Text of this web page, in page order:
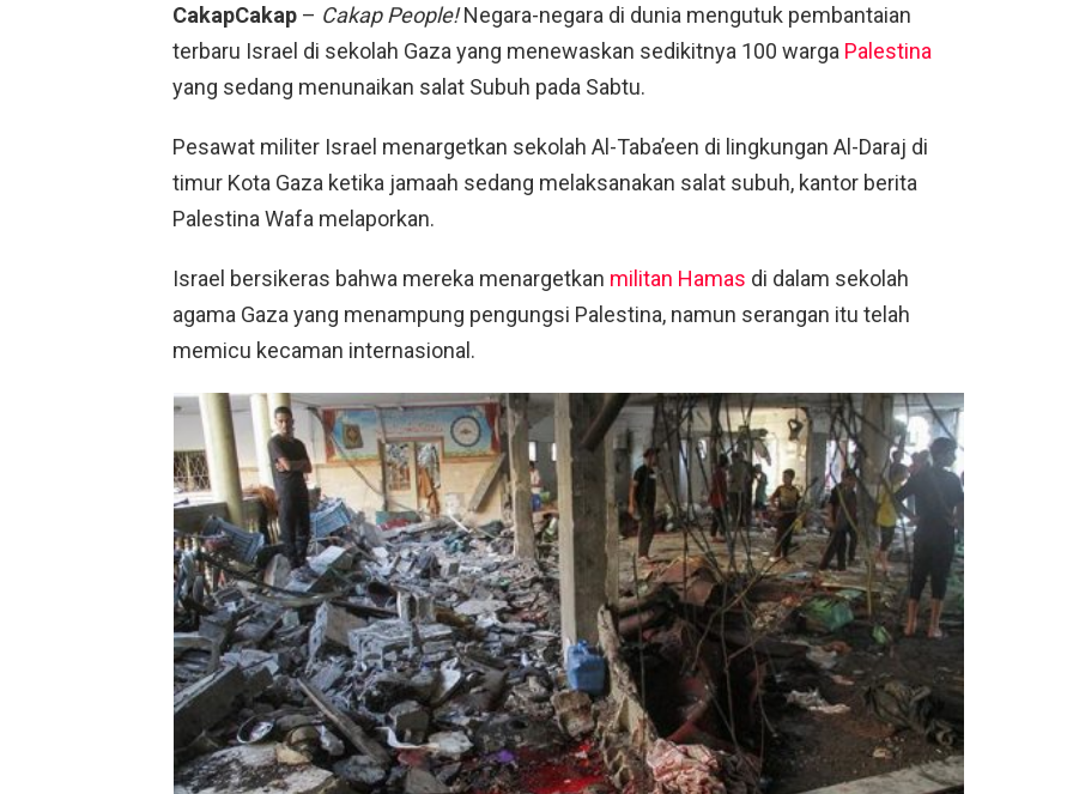
CakapCakap – Cakap People!Negara-negara di dunia mengutuk pembantaian
terbaru Israel di sekolah Gaza yang menewaskan sedikitnya 100 warga Palestina
yang sedang menunaikan salat Subuh pada Sabtu.
Pesawat militer Israel menargetkan sekolah Al-Taba’een di lingkungan Al-Daraj di
timur Kota Gaza ketika jamaah sedang melaksanakan salat subuh, kantor berita
Palestina Wafa melaporkan.
Israel bersikeras bahwa mereka menargetkan militan Hamas di dalam sekolah
agama Gaza yang menampung pengungsi Palestina, namun serangan itu telah
memicu kecaman internasional.